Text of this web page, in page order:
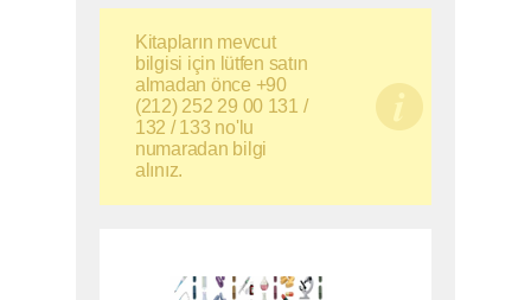
Kitapların mevcut
bilgisi için lütfen satın
almadan önce +90
(212) 252 29 00 131 /
132 / 133 no'lu
numaradan bilgi
alınız.